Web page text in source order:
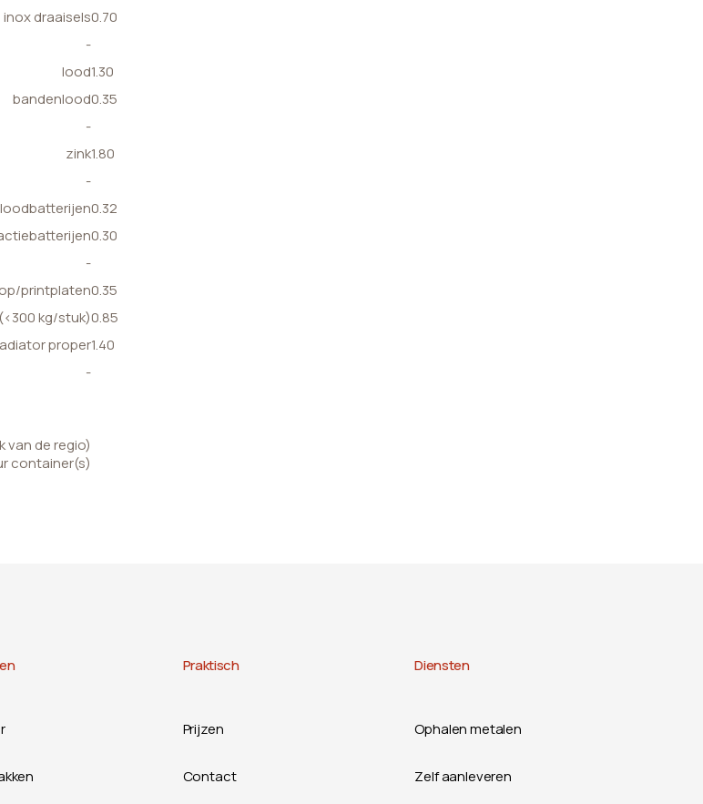
inox draaisels0.70
-
lood1.30
bandenlood0.35
-
zink1.80
-
loodbatterijen0.32
0.30
-
printplaten0.35
kg/stuk)0.85
proper1.40
-
van de regio)
container(s)
Praktisch
Prijzen
Contact
Diensten
Ophalen metalen
Zelf aanleveren